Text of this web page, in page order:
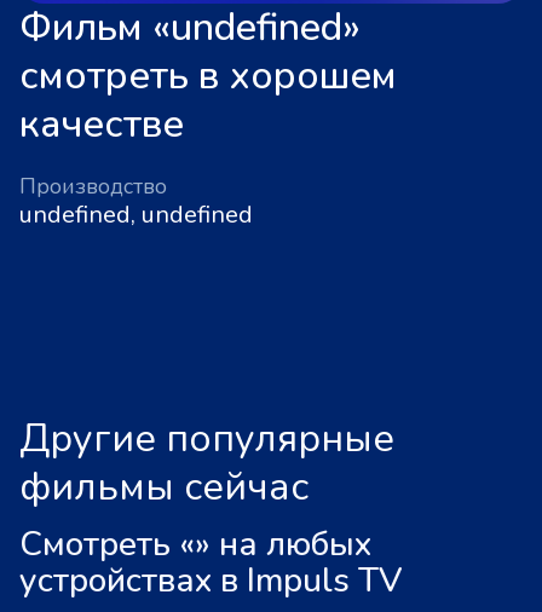
Фильм «undefined»
смотреть в хорошем
качестве
Производство
undefined, undefined
Другие популярные
фильмы сейчас
Смотреть «» на любых
устройствах в Impuls TV